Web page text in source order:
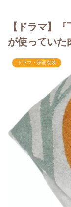
【ドラマ】
が使っていた
ドラマ・映画衣装